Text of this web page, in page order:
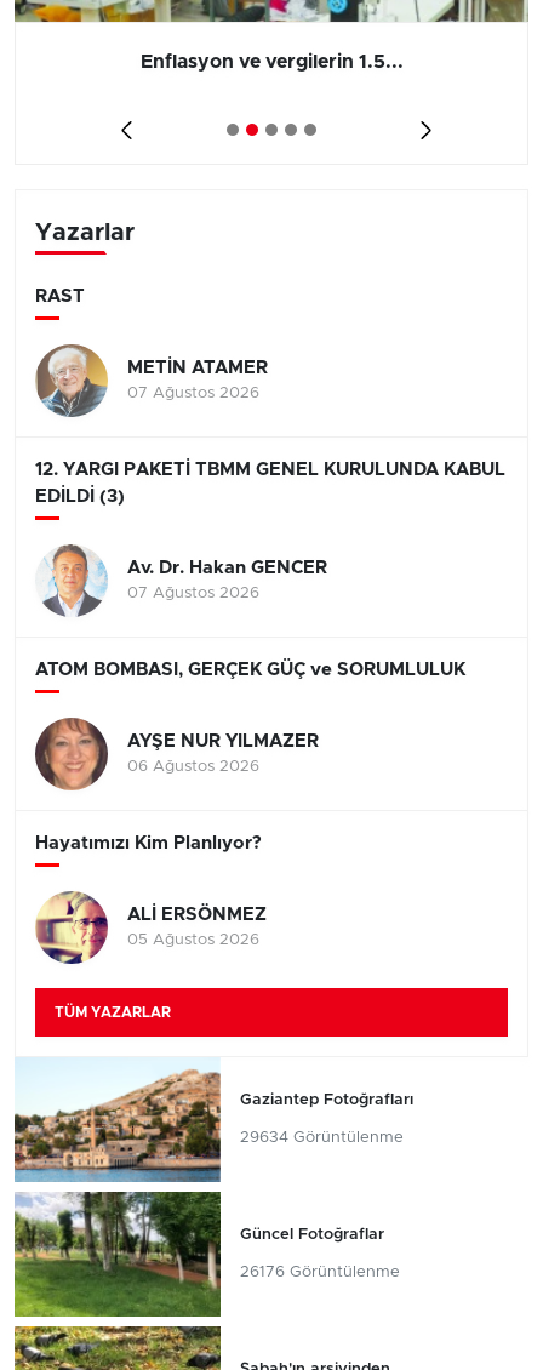
Enflasyon ve vergilerin 1.5...
Yazarlar
RAST
METİN ATAMER
07 Ağustos 2026
12. YARGI PAKETİ TBMM GENEL KURULUNDA KABUL
EDİLDİ (3)
Av. Dr. Hakan GENCER
07 Ağustos 2026
ATOM BOMBASI, GERÇEK GÜÇ ve SORUMLULUK
AYŞE NUR YILMAZER
06 Ağustos 2026
Hayatımızı Kim Planlıyor?
ALİ ERSÖNMEZ
05 Ağustos 2026
TÜM YAZARLAR
Gaziantep Fotoğrafları
29634 Görüntülenme
Güncel Fotoğraflar
26176 Görüntülenme